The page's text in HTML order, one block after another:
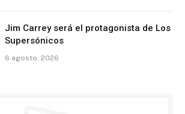
Jim Carrey será el protagonista de Los
Supersónicos
6 agosto, 2026